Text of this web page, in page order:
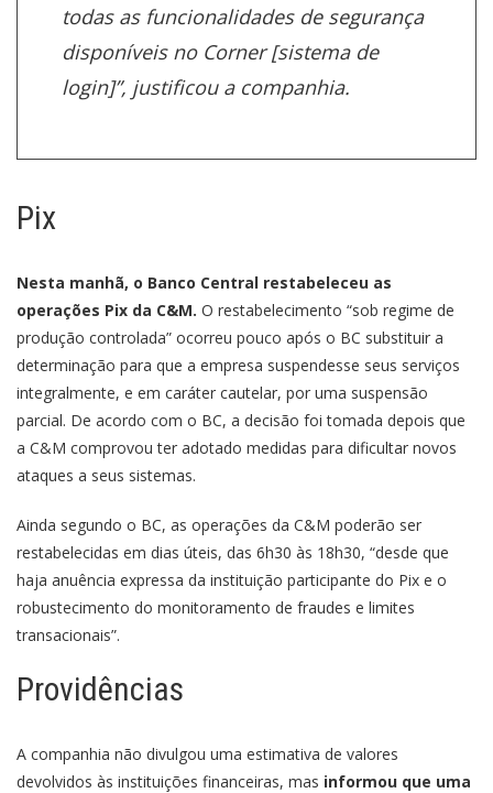
todas as funcionalidades de segurança
disponíveis no Corner [sistema de
login]”, justificou a companhia.
Pix
Nesta manhã, o Banco Central restabeleceu as
operações Pix da C&M. O restabelecimento “sob regime de
produção controlada” ocorreu pouco após o BC substituir a
determinação para que a empresa suspendesse seus serviços
integralmente, e em caráter cautelar, por uma suspensão
parcial. De acordo com o BC, a decisão foi tomada depois que
a C&M comprovou ter adotado medidas para dificultar novos
ataques a seus sistemas.
Ainda segundo o BC, as operações da C&M poderão ser
restabelecidas em dias úteis, das 6h30 às 18h30, “desde que
haja anuência expressa da instituição participante do Pix e o
robustecimento do monitoramento de fraudes e limites
transacionais”.
Providências
A companhia não divulgou uma estimativa de valores
devolvidos às instituições financeiras, mas informou que uma